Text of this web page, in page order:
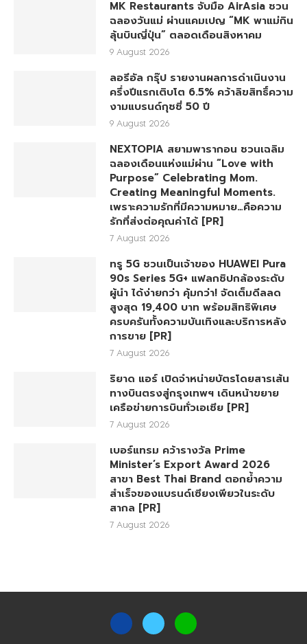
MK Restaurants จับมือ AirAsia ชวน
ฉลองวันแม่ ผ่านแคมเปญ “MK พาแม่กิน
ลุ้นบินญี่ปุ่น” ตลอดเดือนสิงหาคม
9 August 2026
ลอรีอัล กรุ๊ป รายงานผลการดำเนินงาน
ครึ่งปีแรกเติบโต 6.5% คว้าลิขสิทธิ์ความ
งามแบรนด์กุชชี่ 50 ปี
9 August 2026
NEXTOPIA สยามพารากอน ชวนเฉลิม
ฉลองเดือนแห่งแม่ผ่าน “Love with
Purpose” Celebrating Mom.
Creating Meaningful Moments.
เพราะความรักที่มีความหมาย…คือความ
รักที่ส่งต่อคุณค่าได้ [PR]
7 August 2026
ทรู 5G ชวนเป็นเจ้าของ HUAWEI Pura
90s Series 5G+ แฟลกชิปกล้องระดับ
ผู้นำ ได้ง่ายกว่า คุ้มกว่า! จัดเต็มดีลลด
สูงสุด 19,400 บาท พร้อมสิทธิพิเศษ
ครบครันทั้งความบันเทิงและบริการหลัง
การขาย [PR]
7 August 2026
ริยาด แอร์ เปิดจำหน่ายบัตรโดยสารเส้น
ทางบินตรงสู่กรุงเทพฯ เดินหน้าขยาย
เครือข่ายการบินทั่วเอเชีย [PR]
7 August 2026
เบอร์แทรม คว้ารางวัล Prime
Minister’s Export Award 2026
สาขา Best Thai Brand ตอกย้ำความ
สำเร็จของแบรนด์เซียงเพียวในระดับ
สากล [PR]
7 August 2026